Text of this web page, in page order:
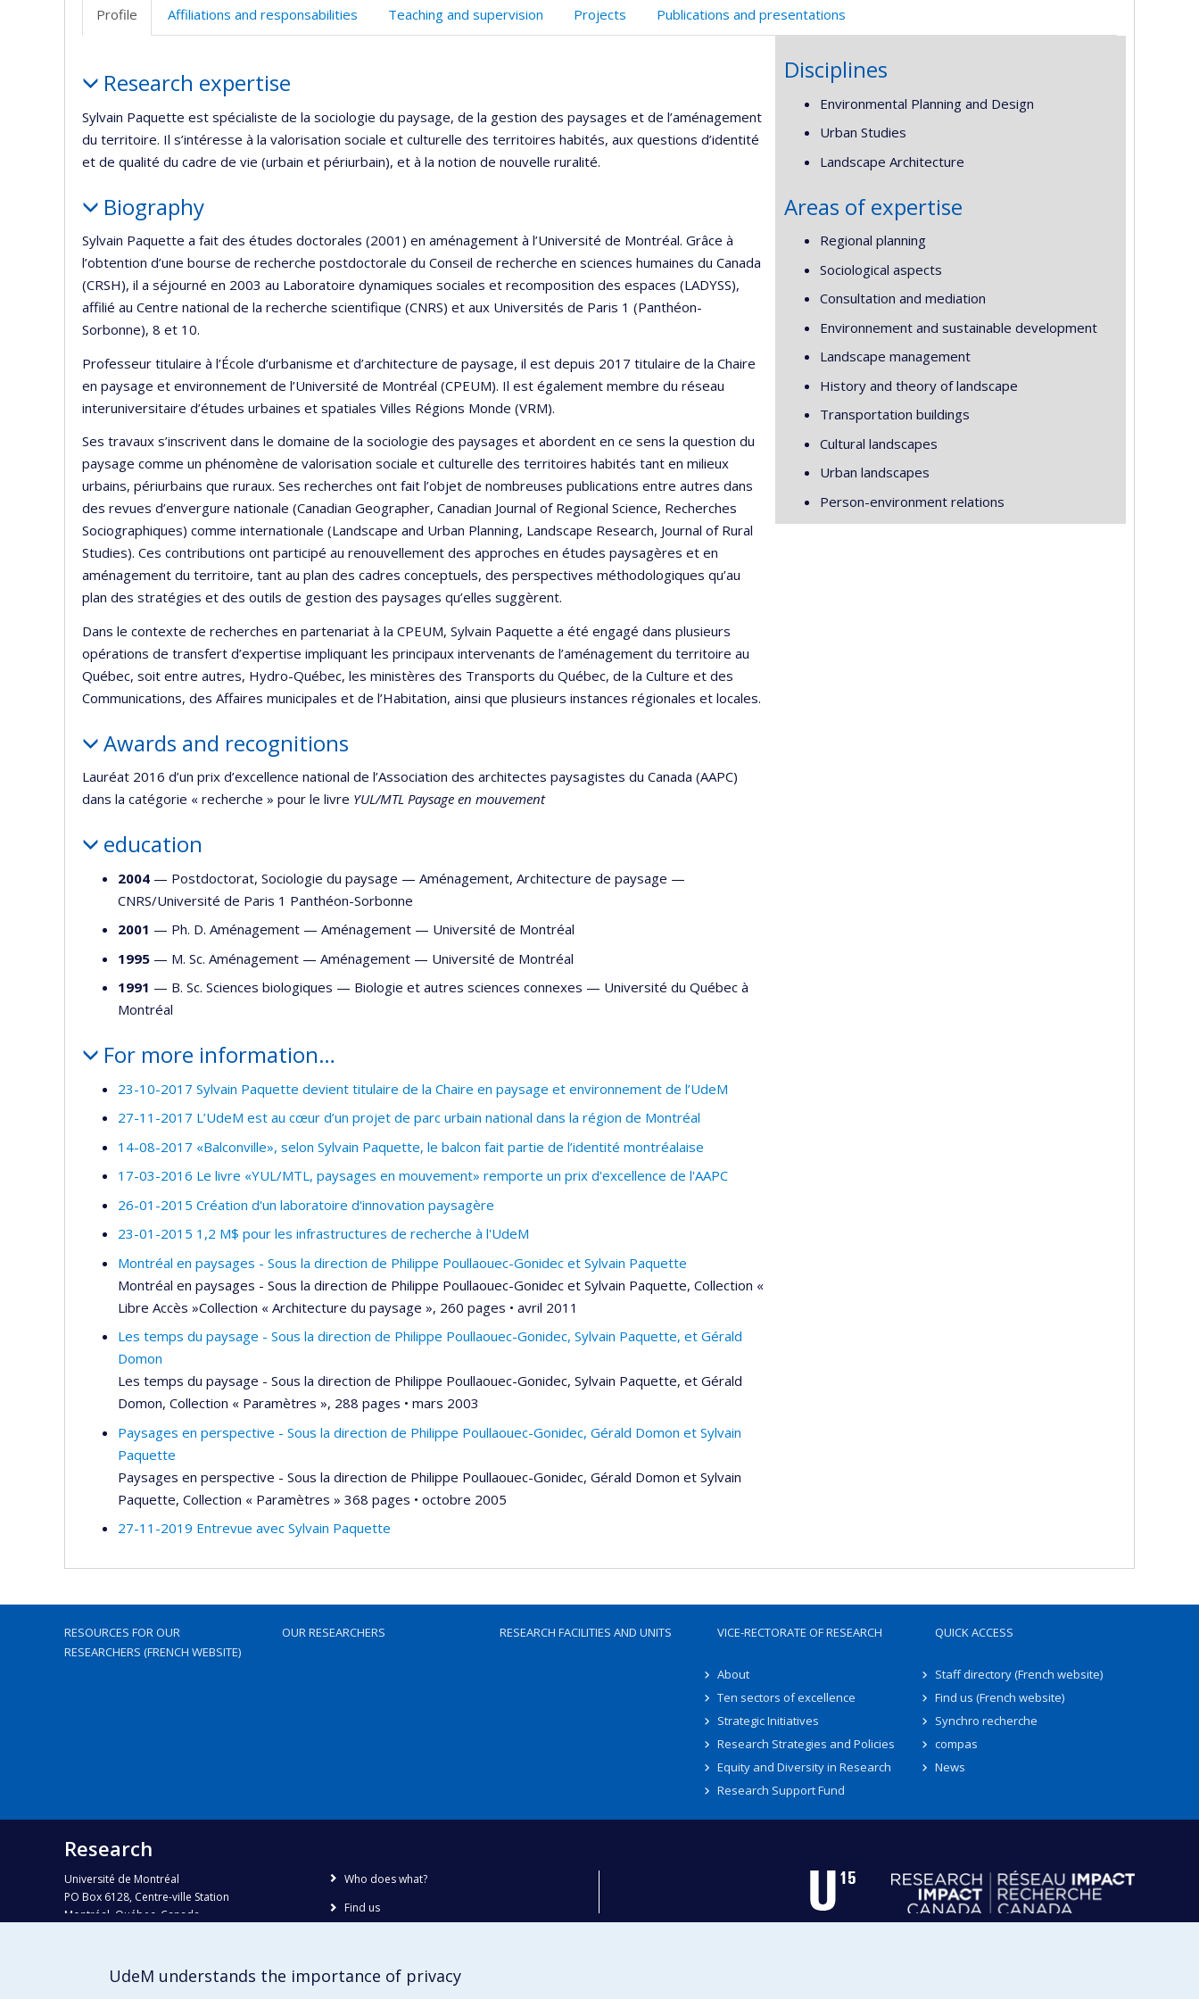
Profile Affiliations and responsabilities Teaching and supervision Projects Publications and presentations
Research expertise
Sylvain Paquette est spécialiste de la sociologie du paysage, de la gestion des paysages et de l’aménagement
du territoire. Il s’intéresse à la valorisation sociale et culturelle des territoires habités, aux questions d’identité
et de qualité du cadre de vie (urbain et périurbain), et à la notion de nouvelle ruralité.
Biography
Sylvain Paquette a fait des études doctorales (2001) en aménagement à l’Université de Montréal. Grâce à
l’obtention d’une bourse de recherche postdoctorale du Conseil de recherche en sciences humaines du Canada
(CRSH), il a séjourné en 2003 au Laboratoire dynamiques sociales et recomposition des espaces (LADYSS),
affilié au Centre national de la recherche scientifique (CNRS) et aux Universités de Paris 1 (Panthéon-
Sorbonne), 8 et 10.
Professeur titulaire à l’École d’urbanisme et d’architecture de paysage, il est depuis 2017 titulaire de la Chaire
en paysage et environnement de l’Université de Montréal (CPEUM). Il est également membre du réseau
interuniversitaire d’études urbaines et spatiales Villes Régions Monde (VRM).
Ses travaux s’inscrivent dans le domaine de la sociologie des paysages et abordent en ce sens la question du
paysage comme un phénomène de valorisation sociale et culturelle des territoires habités tant en milieux
urbains, périurbains que ruraux. Ses recherches ont fait l’objet de nombreuses publications entre autres dans
des revues d’envergure nationale (Canadian Geographer, Canadian Journal of Regional Science, Recherches
Sociographiques) comme internationale (Landscape and Urban Planning, Landscape Research, Journal of Rural
Studies). Ces contributions ont participé au renouvellement des approches en études paysagères et en
aménagement du territoire, tant au plan des cadres conceptuels, des perspectives méthodologiques qu’au
plan des stratégies et des outils de gestion des paysages qu’elles suggèrent.
Dans le contexte de recherches en partenariat à la CPEUM, Sylvain Paquette a été engagé dans plusieurs
opérations de transfert d’expertise impliquant les principaux intervenants de l’aménagement du territoire au
Québec, soit entre autres, Hydro-Québec, les ministères des Transports du Québec, de la Culture et des
Communications, des Affaires municipales et de l’Habitation, ainsi que plusieurs instances régionales et locales.
Awards and recognitions
Lauréat 2016 d’un prix d’excellence national de l’Association des architectes paysagistes du Canada (AAPC)
dans la catégorie « recherche » pour le livre YUL/MTL Paysage en mouvement
education
2004 — Postdoctorat, Sociologie du paysage — Aménagement, Architecture de paysage —
CNRS/Université de Paris 1 Panthéon-Sorbonne
2001 — Ph. D. Aménagement — Aménagement — Université de Montréal
1995 — M. Sc. Aménagement — Aménagement — Université de Montréal
1991 — B. Sc. Sciences biologiques — Biologie et autres sciences connexes — Université du Québec à
Montréal
For more information…
23-10-2017 Sylvain Paquette devient titulaire de la Chaire en paysage et environnement de l’UdeM
27-11-2017 L’UdeM est au cœur d’un projet de parc urbain national dans la région de Montréal
14-08-2017 «Balconville», selon Sylvain Paquette, le balcon fait partie de l’identité montréalaise
17-03-2016 Le livre «YUL/MTL, paysages en mouvement» remporte un prix d'excellence de l'AAPC
26-01-2015 Création d'un laboratoire d'innovation paysagère
23-01-2015 1,2 M$ pour les infrastructures de recherche à l'UdeM
Montréal en paysages - Sous la direction de Philippe Poullaouec-Gonidec et Sylvain Paquette
Montréal en paysages - Sous la direction de Philippe Poullaouec-Gonidec et Sylvain Paquette, Collection «
Libre Accès »Collection « Architecture du paysage », 260 pages • avril 2011
Les temps du paysage - Sous la direction de Philippe Poullaouec-Gonidec, Sylvain Paquette, et Gérald
Domon
Les temps du paysage - Sous la direction de Philippe Poullaouec-Gonidec, Sylvain Paquette, et Gérald
Domon, Collection « Paramètres », 288 pages • mars 2003
Paysages en perspective - Sous la direction de Philippe Poullaouec-Gonidec, Gérald Domon et Sylvain
Paquette
Paysages en perspective - Sous la direction de Philippe Poullaouec-Gonidec, Gérald Domon et Sylvain
Paquette, Collection « Paramètres » 368 pages • octobre 2005
27-11-2019 Entrevue avec Sylvain Paquette
Disciplines
Environmental Planning and Design
Urban Studies
Landscape Architecture
Areas of expertise
Regional planning
Sociological aspects
Consultation and mediation
Environnement and sustainable development
Landscape management
History and theory of landscape
Transportation buildings
Cultural landscapes
Urban landscapes
Person-environment relations
RESOURCES FOR OUR
RESEARCHERS (FRENCH WEBSITE)
OUR RESEARCHERS RESEARCH FACILITIES AND UNITS VICE-RECTORATE OF RESEARCH
About
Ten sectors of excellence
Strategic Initiatives
Research Strategies and Policies
Equity and Diversity in Research
Research Support Fund
QUICK ACCESS
Staff directory (French website)
Find us (French website)
Synchro recherche
compas
News
Research
Université de Montréal
PO Box 6128, Centre-ville Station
Montréal, Québec, Canada
Phone : 514 343-6111, #38492
recherche@umontreal.ca
Who does what?
Find us
UdeM understands the importance of privacy